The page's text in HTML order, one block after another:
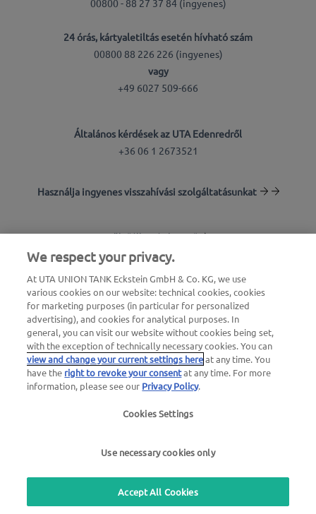
00800 - 88 27 37 84 (ingyenes)
24 órás, kártyaletiltás esetén hívható szám
00800 88 226 226 (ingyenes)
vagy
+49 6027 509-666
Általános kérdések az UTA Edenredről
+36 06 1 2673521
Használja ingyenes visszahívási szolgáltatásunkat
Töltőállomás-kereső
Az UTA Edenredről
szerződési feltételek|Felhasználói feltételek
We respect your privacy.
At UTA UNION TANK Eckstein GmbH & Co. KG, we use
various cookies on our website: technical cookies, cookies
for marketing purposes (in particular for personalized
advertising), and cookies for analytical purposes. In
general, you can visit our website without cookies being set,
with the exception of technically necessary cookies. You can
view and change your current settings hereat any time. You
have the right to revoke your consentat any time. For more
information, please see our Privacy Policy.
Cookies Settings
Use necessary cookies only
Accept All Cookies